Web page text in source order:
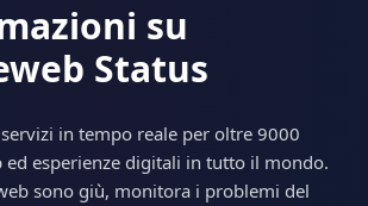
su
Status
in tempo reale per oltre 9000
ed esperienze digitali in tutto il mondo.
sono giù, monitora i problemi del